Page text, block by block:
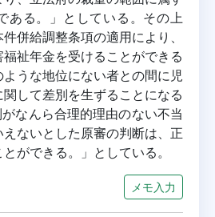
ある。」としている。その上
併給調整条項の適用により、
祉年金を受けることができる
うな地位にない者との間に児
して差別を生ずることになる
なんら合理的理由のない不当
ないとした原審の判断は、正
ができる。」としている。
メモ入力